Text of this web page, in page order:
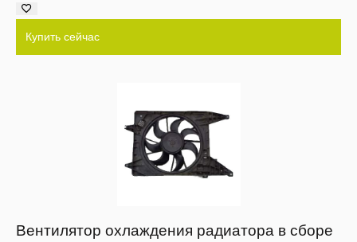
Купить сейчас
Вентилятор охлаждения радиатора в сборе